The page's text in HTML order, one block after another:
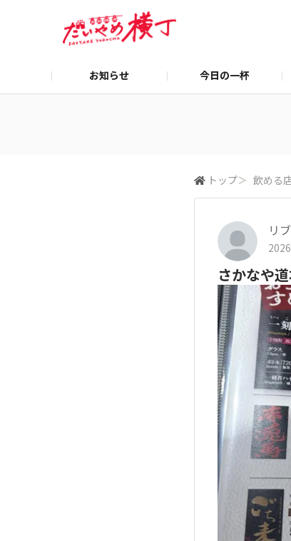
お知らせ 今日の一杯
トップ＞ 飲める
リ
さかなや